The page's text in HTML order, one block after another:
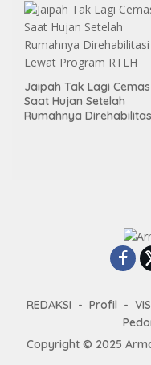
Jaipah Tak Lagi Cemas
Saat Hujan Setelah
Rumahnya
REDAKSI Profil
Copyright © 2025